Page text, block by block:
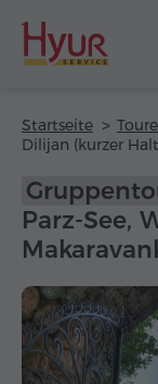
Startseite
Parz-See,